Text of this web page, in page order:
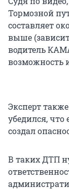
Тормозной
составляет
выше
водитель
возможность
Эксперт
убедился,
создал
В таких ДТП